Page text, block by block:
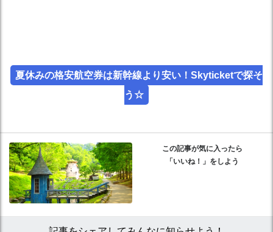
夏休みの格安航空券は新幹線より安い！Skyticketで探そ
う☆
この記事が気に入ったら
「いいね！」をしよう